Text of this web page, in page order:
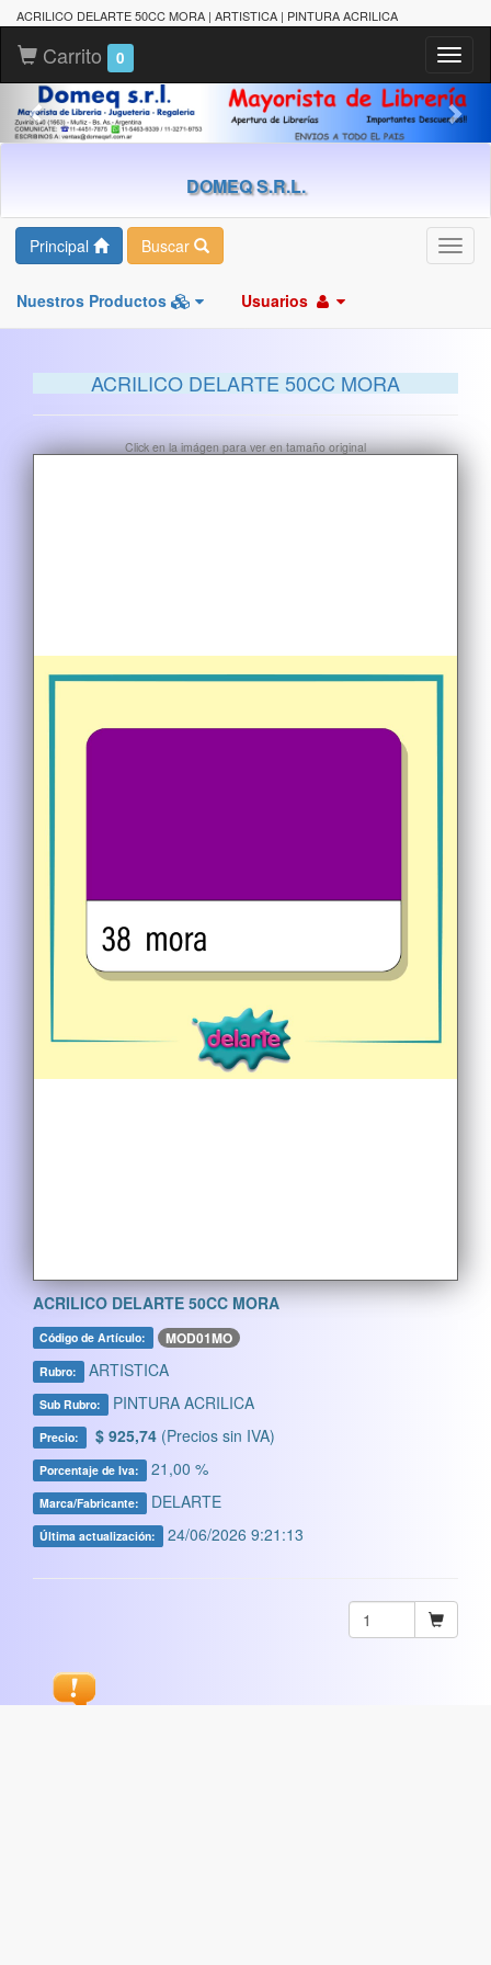
ACRILICO DELARTE 50CC MORA | ARTISTICA | PINTURA ACRILICA
Carrito 0
DOMEQ S.R.L.
Principal Buscar
Nuestros Productos Usuarios
ACRILICO DELARTE 50CC MORA
Click en la imágen para ver en tamaño original
ACRILICO DELARTE 50CC MORA
Código de Artículo: MOD01MO
Rubro: ARTISTICA
Sub Rubro: PINTURA ACRILICA
Precio: $ 925,74 (Precios sin IVA)
Porcentaje de Iva: 21,00 %
Marca/Fabricante: DELARTE
Última actualización: 24/06/2026 9:21:13